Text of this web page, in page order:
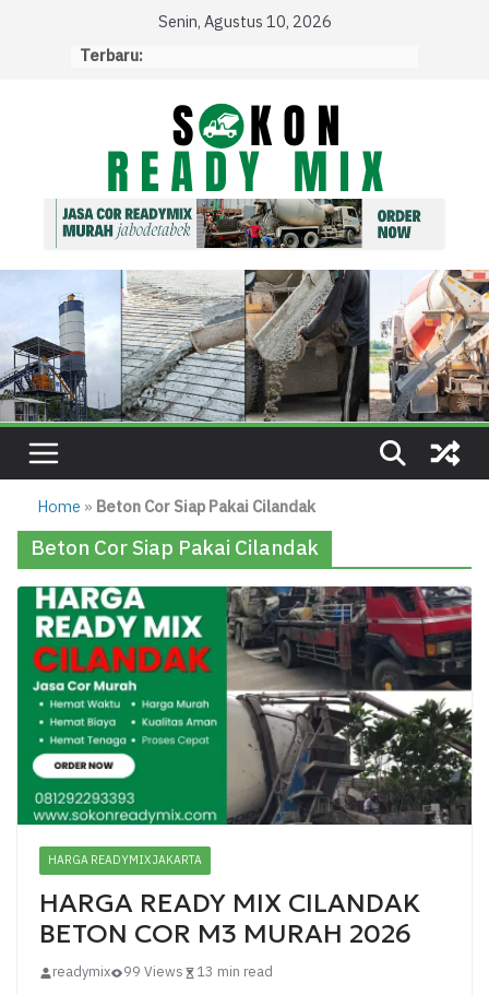
Senin, Agustus 10, 2026
Terbaru:
Home » Beton Cor Siap Pakai Cilandak
Beton Cor Siap Pakai Cilandak
HARGA READYMIX JAKARTA
HARGA READY MIX CILANDAK
BETON COR M3 MURAH 2026
readymix 99 Views 13 min read